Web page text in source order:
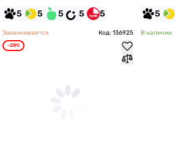
5 5 5 5 5 5
Заканчивается Код: 136925
-28%
В наличии